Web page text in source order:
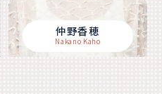
仲野香穂
Nakano Kaho